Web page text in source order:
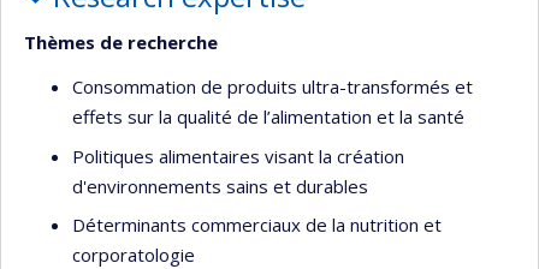
Thèmes de recherche
Consommation de produits ultra-transformés et
effets sur la qualité de l’alimentation et la santé
Politiques alimentaires visant la création
d'environnements sains et durables
Déterminants commerciaux de la nutrition et
corporatologie